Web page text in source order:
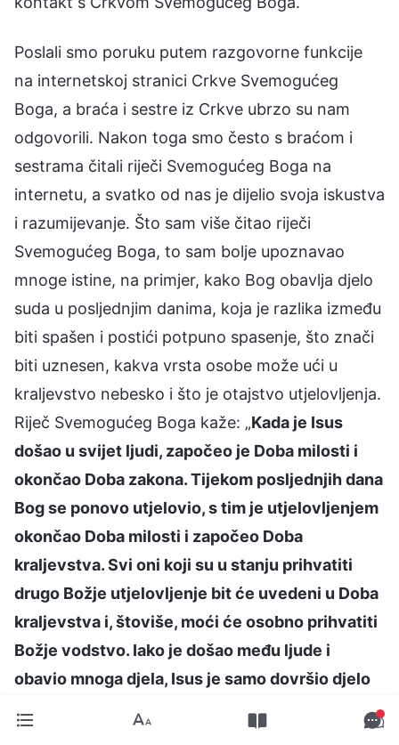
Poslali smo poruku putem razgovorne funkcije
na internetskoj stranici Crkve Svemogućeg
Boga, a braća i sestre iz Crkve ubrzo su nam
odgovorili. Nakon toga smo često s braćom i
sestrama čitali riječi Svemogućeg Boga na
internetu, a svatko od nas je dijelio svoja iskustva
i razumijevanje. Što sam više čitao riječi
Svemogućeg Boga, to sam bolje upoznavao
mnoge istine, na primjer, kako Bog obavlja djelo
suda u posljednjim danima, koja je razlika između
biti spašen i postići potpuno spasenje, što znači
biti uznesen, kakva vrsta osobe može ući u
kraljevstvo nebesko i što je otajstvo utjelovljenja.
Riječ Svemogućeg Boga kaže: „Kada je Isus
došao u svijet ljudi, započeo je Doba milosti i
okončao Doba zakona. Tijekom posljednjih dana
Bog se ponovo utjelovio, s tim je utjelovljenjem
okončao Doba milosti i započeo Doba
kraljevstva. Svi oni koji su u stanju prihvatiti
drugo Božje utjelovljenje bit će uvedeni u Doba
kraljevstva i, štoviše, moći će osobno prihvatiti
Božje vodstvo. Iako je došao među ljude i
obavio mnoga djela, Isus je samo dovršio djelo
poslužio kao čovjekova žrtva za grijeh; On